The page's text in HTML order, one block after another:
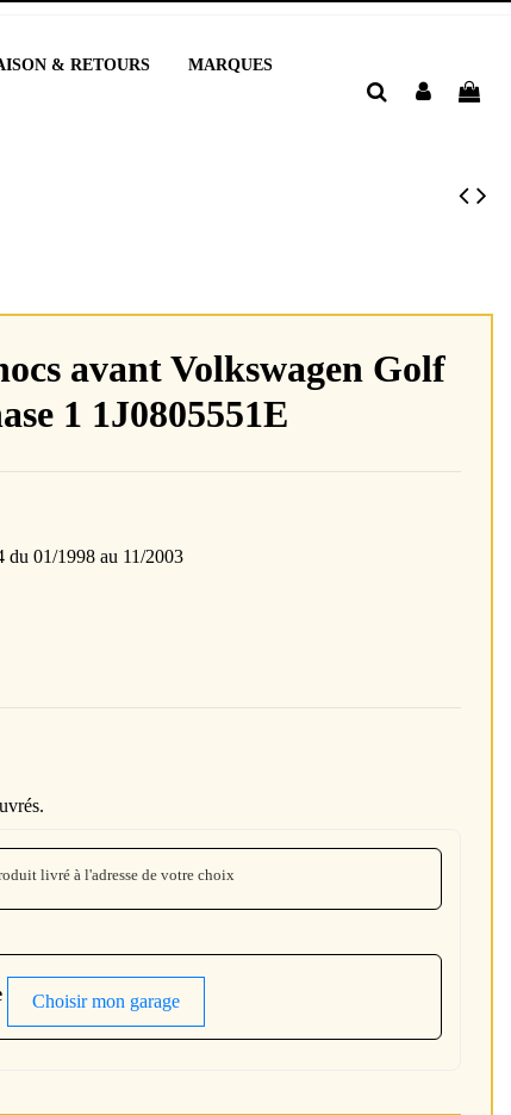
& RETOURS MARQUES
avant Volkswagen Golf
1 1J0805551E
01/1998 au 11/2003
livré à l'adresse de votre choix
Choisir mon garage